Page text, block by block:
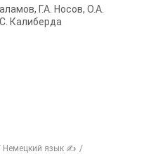
Г.А. Носов, О.А.
Калиберда
Немецкий язык ✍